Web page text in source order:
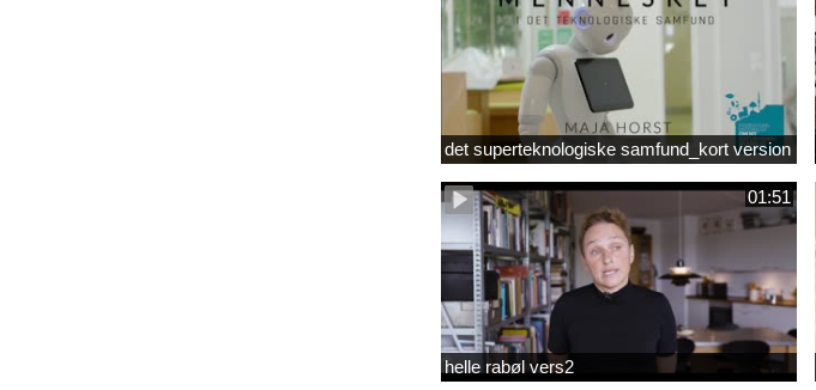
det superteknologiske samfund_kort version
01:51
helle rabøl vers2